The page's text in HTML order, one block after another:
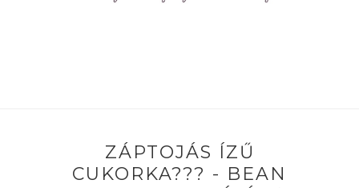
ZÁPTOJÁS ÍZŰ
CUKORKA??? - BEAN